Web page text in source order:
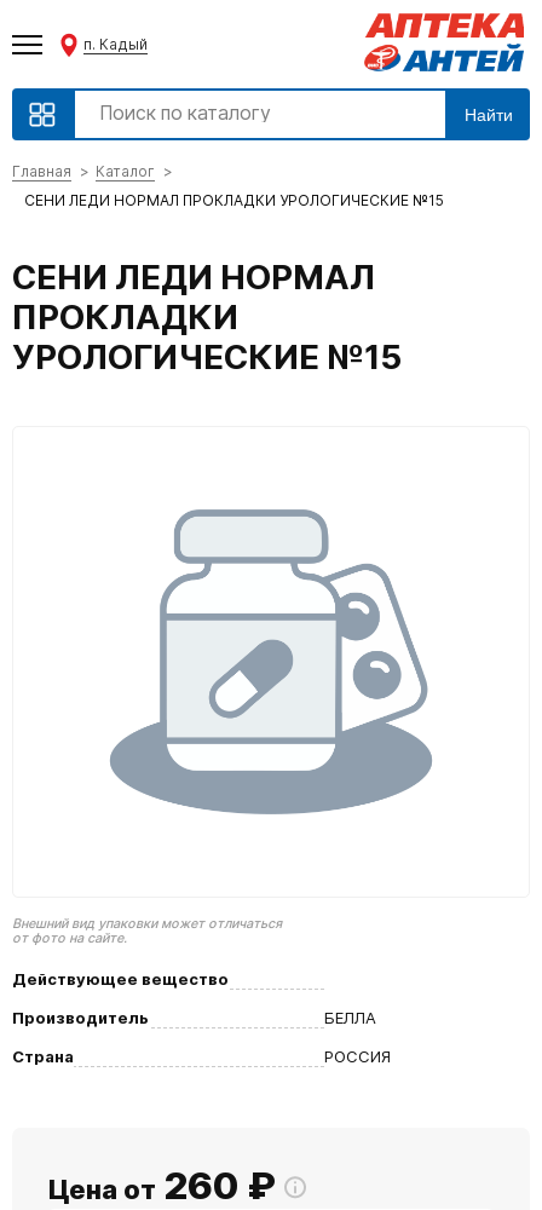
п. Кадый
Найти
Главная
Каталог
СЕНИ ЛЕДИ НОРМАЛ ПРОКЛАДКИ УРОЛОГИЧЕСКИЕ №15
СЕНИ ЛЕДИ НОРМАЛ
ПРОКЛАДКИ
УРОЛОГИЧЕСКИЕ №15
Внешний вид упаковки может отличаться
от фото на сайте.
Действующее вещество
Производитель
БЕЛЛА
Страна
РОССИЯ
Цена от 260 ₽